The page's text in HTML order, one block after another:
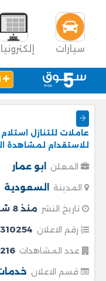
سيارات
عاملات للتنازل
للاستقدام لمشاهدة
المعلن ابو عمار
المدينة السعودية
تاريخ النشر منذ 8 شهور
رقم الاعلان 310254
عدد المشاهدات 216
قسم الاعلان